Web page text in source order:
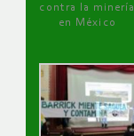
contra la minería
en México